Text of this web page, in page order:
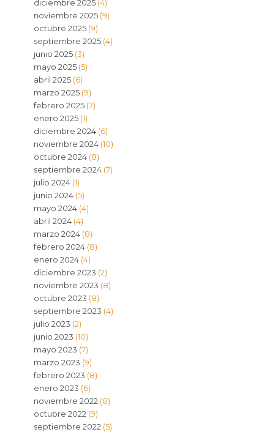
diciembre 2025(4)
noviembre 2025(9)
octubre 2025(9)
septiembre 2025(4)
junio 2025(3)
mayo 2025(5)
abril 2025(6)
marzo 2025(9)
febrero 2025(7)
enero 2025(1)
diciembre 2024(6)
noviembre 2024(10)
octubre 2024(8)
septiembre 2024(7)
julio 2024(1)
junio 2024(5)
mayo 2024(4)
abril 2024(4)
marzo 2024(8)
febrero 2024(8)
enero 2024(4)
diciembre 2023 (2)
noviembre 2023 (8)
octubre 2023 (8)
septiembre 2023 (4)
julio 2023 (2)
junio 2023 (10)
mayo 2023 (7)
marzo 2023 (9)
febrero 2023 (8)
enero 2023 (6)
noviembre 2022 (8)
octubre 2022 (9)
septiembre 2022 (5)